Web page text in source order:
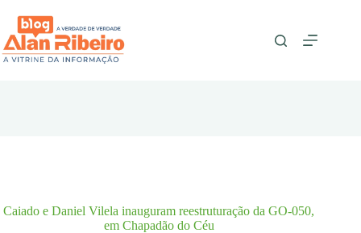
para
conteúdo
Caiado e Daniel Vilela inauguram reestruturação da GO-050,
em Chapadão do Céu